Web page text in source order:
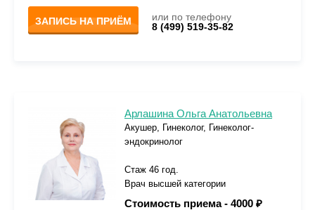
ЗАПИСЬ НА ПРИЁМ
или по телефону
8 (499) 519-35-82
Арлашина Ольга Анатольевна
Акушер, Гинеколог, Гинеколог-
эндокринолог
Стаж 46 год.
Врач высшей категории
Стоимость приема - 4000 ₽